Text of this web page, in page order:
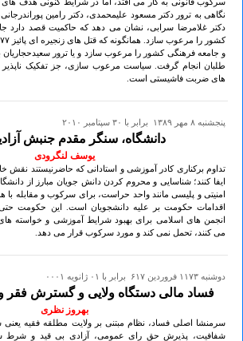
سرکوب قانونی به کار می افتد، اما در شرایط کنونی هدف های
نگاهی به ترور دکتر مسعود علیمحمدی، دکتر رامین
دکتر غلامرضا سرابی، نشان می دهد که حاکمیت قصد دارد
و جامعه فرهنگی کشور را مرعوب سازد و یا ترور
طلبان انجام گرفت. سیاست مرعوب سازی، جز تفکیک ناپذیر
های ضربت فاشیستی است.
پنجشنبه ۸ مهر ۱۳۸۹ برابر با ۳۰ سپتامبر ۲۰۱۰
دانشگاه، سنگر مقدم جنبش
یوسف لنگرودی
تداوم برکناری کادر آموزشی و استادانی که حاضرنیستند نقش
ایفا کنند؛ شناسایی و محروم کردن دانش جویان مبارز از
امنیتی و پلیسی مانند واحد حراست، برای سرکوب و مقابله با
اقدامات حکومت بر علیه دانشجویان است. این حکومت
انجمن های اسلامی برای بهبود شرایط آموزشی و خواسته
می کنند، تحمل نمی کند و مورد سرکوب قرار می دهد.
دوشنبه ۱۱۷۳ فروردين ۶۱۷ برابر با ۰۱ ژانويه ۰۰۰۱
فساد مالی دستگاه ولایی و گسترش فقر و
بهروز نظری
سرمنشا اصلی فساد، نظام مبتنی بر ولایت مطلقه فقیه
شفافیت، پذیرش حق رای عمومی، آزادی بی قید و شرط